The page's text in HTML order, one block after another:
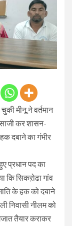
मीनू ने वर्तमान
कर शासन-
दबाने का गंभीर
प्रधान पद का
कि सिकऱोढा गांव
के हक को दबाने
निवासी नीलम को
तैयार कराकर